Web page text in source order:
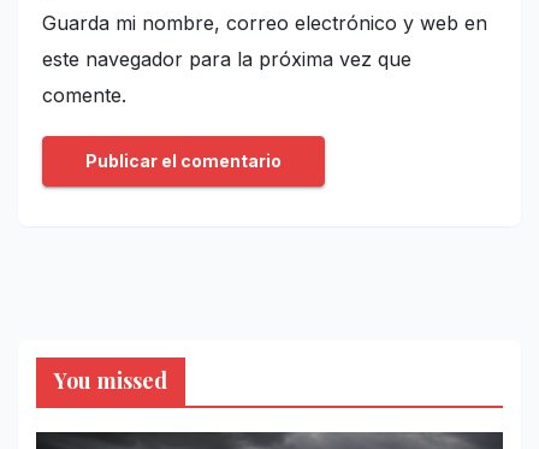
Guarda mi nombre, correo electrónico y web en
este navegador para la próxima vez que
comente.
You missed